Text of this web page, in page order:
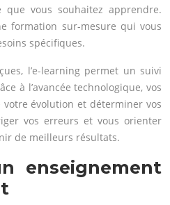
vous souhaitez apprendre.
formation sur-mesure qui vous
spécifiques.
l’e-learning permet un suivi
à l’avancée technologique, vos
évolution et déterminer vos
vos erreurs et vous orienter
de meilleurs résultats.
enseignement